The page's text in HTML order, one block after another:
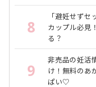
8
「避妊せずセ
カップル必見
る？
9
非売品の妊活
け！無料のあ
ぱい♡